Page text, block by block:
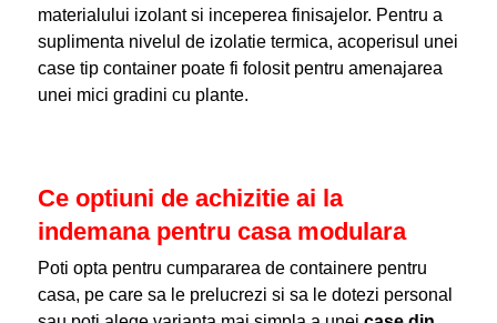
materialului izolant si inceperea finisajelor. Pentru a
suplimenta nivelul de izolatie termica, acoperisul unei
case tip container poate fi folosit pentru amenajarea
unei mici gradini cu plante.
Ce optiuni de achizitie ai la
indemana pentru casa modulara
Poti opta pentru cumpararea de containere pentru
casa, pe care sa le prelucrezi si sa le dotezi personal